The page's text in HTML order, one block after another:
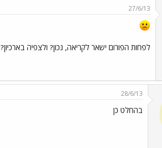
27/6/13
לפחות הפורום ישאר לקריאה, נכון? ולצפיה בארכיון?
28/6/13
בהחלט כן